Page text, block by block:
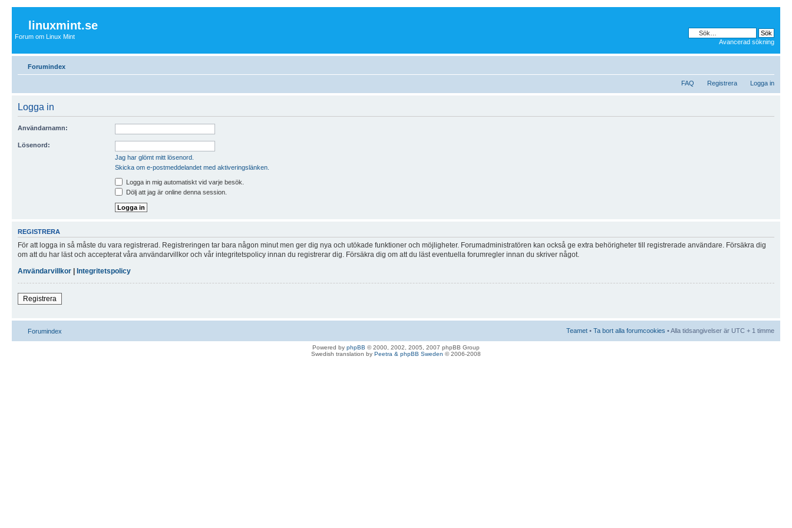
linuxmint.se
Forum om Linux Mint
Avancerad sökning
Forumindex
FAQ Registrera Logga in
Logga in
Användarnamn:
Lösenord:
Jag har glömt mitt lösenord.
Skicka om e-postmeddelandet med aktiveringslänken.
Logga in mig automatiskt vid varje besök.
Dölj att jag är online denna session.
REGISTRERA
För att logga in så måste du vara registrerad. Registreringen tar bara någon minut men ger dig nya och utökade funktioner och möjligheter. Forumadministratören kan också ge extra behörigheter till registrerade användare. Försäkra dig
om att du har läst och accepterat våra användarvillkor och vår integritetspolicy innan du registrerar dig. Försäkra dig om att du läst eventuella forumregler innan du skriver något.
Användarvillkor
Integritetspolicy
Registrera
Forumindex Teamet • Ta bort alla forumcookies • Alla tidsangivelser är UTC + 1 timme
Powered by phpBB © 2000, 2002, 2005, 2007 phpBB Group
Swedish translation by Peetra & phpBB Sweden © 2006-2008